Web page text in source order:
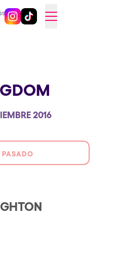
Sigue @elrowofficial en
Sigue @elrowofficial en
SWITCH TO ENGLISH
2026
nosotros?
2016
PASADO